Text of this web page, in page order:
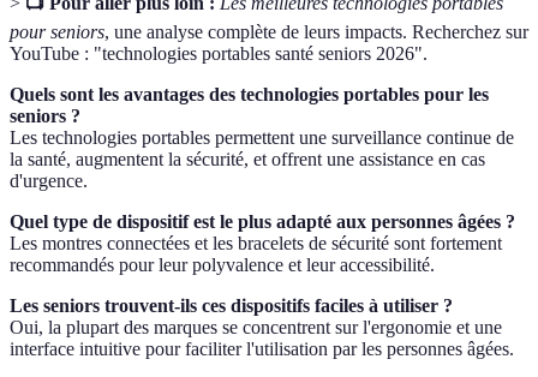
pour seniors, une analyse complète de leurs impacts. Recherchez sur
YouTube : "technologies portables santé seniors 2026".
Quels sont les avantages des technologies portables pour les
seniors ?
Les technologies portables permettent une surveillance continue de
la santé, augmentent la sécurité, et offrent une assistance en cas
d'urgence.
Quel type de dispositif est le plus adapté aux personnes âgées ?
Les montres connectées et les bracelets de sécurité sont fortement
recommandés pour leur polyvalence et leur accessibilité.
Les seniors trouvent-ils ces dispositifs faciles à utiliser ?
Oui, la plupart des marques se concentrent sur l'ergonomie et une
interface intuitive pour faciliter l'utilisation par les personnes âgées.